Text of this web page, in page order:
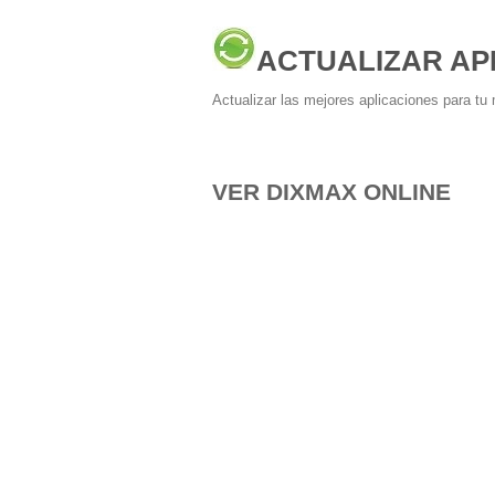
ACTUALIZAR
Actualizar las mejores aplicaciones para tu
VER DIXMAX ONLINE